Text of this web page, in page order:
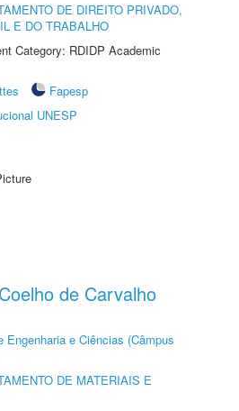
DE DIREITO PRIVADO,
E DO TRABALHO
Category: RDIDP Academic
Fapesp
UNESP
de Carvalho
Engenharia e Ciências (Câmpus
DE MATERIAIS E